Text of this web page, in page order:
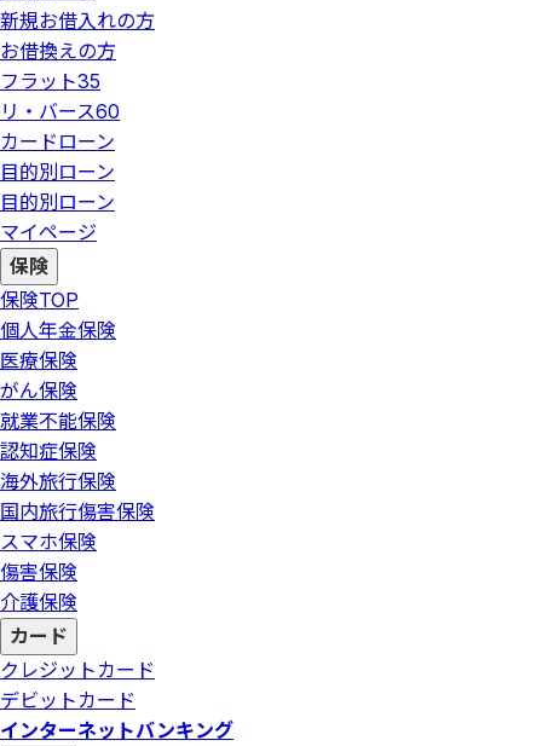
新規お借入れの方
お借換えの方
フラット35
リ・バース60
カードローン
目的別ローン
目的別ローン
マイページ
保険
保険TOP
個人年金保険
医療保険
がん保険
就業不能保険
認知症保険
海外旅行保険
国内旅行傷害保険
スマホ保険
傷害保険
介護保険
カード
クレジットカード
デビットカード
インターネットバンキング